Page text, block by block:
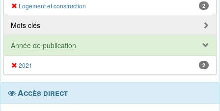
Logement et construction 2
Mots clés
Année de publication
2021 2
Accès direct